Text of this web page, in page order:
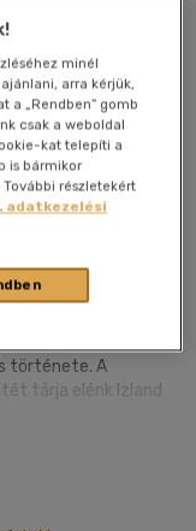
Megosztom
füles, kartonált|
valaki a
levenni a
története. A
tárja elénk Izland
bár
minél
arra kérjük,
a „Rendben” gomb
csak a weboldal
kat telepíti a
is bármikor
részletekért
adatkezelési